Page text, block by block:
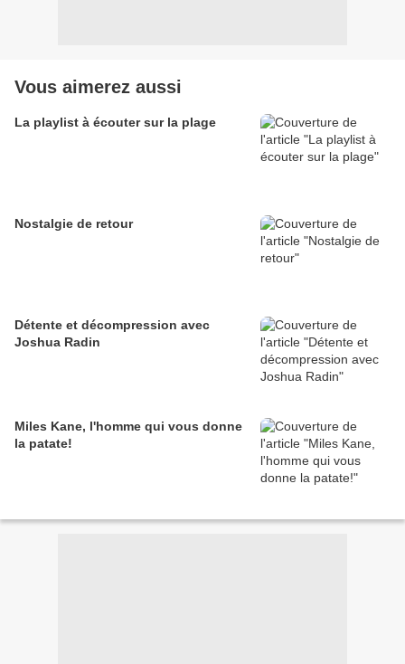
Vous aimerez aussi
La playlist à écouter sur la plage
Nostalgie de retour
Détente et décompression avec
Joshua Radin
Miles Kane, l'homme qui vous donne
la patate!